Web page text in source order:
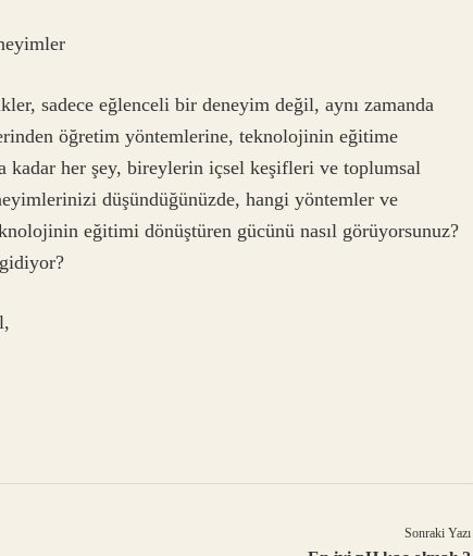
sadece eğlenceli bir deneyim değil, aynı zamanda
öğretim yöntemlerine, teknolojinin eğitime
kadar her şey, bireylerin içsel keşifleri ve toplumsal
düşündüğünüzde, hangi yöntemler ve
eğitimi dönüştüren gücünü nasıl görüyorsunuz?
Sonraki Yazı